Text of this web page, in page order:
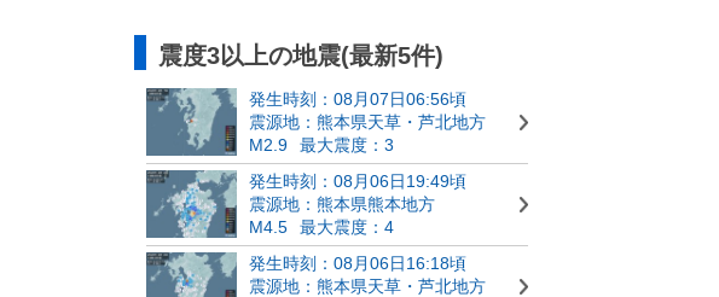
震度3以上の地震(最新5件)
発生時刻：08月07日06:56頃
震源地：熊本県天草・芦北地方
M2.9
最大震度：3
発生時刻：08月06日19:49頃
震源地：熊本県熊本地方
M4.5
最大震度：4
発生時刻：08月06日16:18頃
震源地：熊本県天草・芦北地方